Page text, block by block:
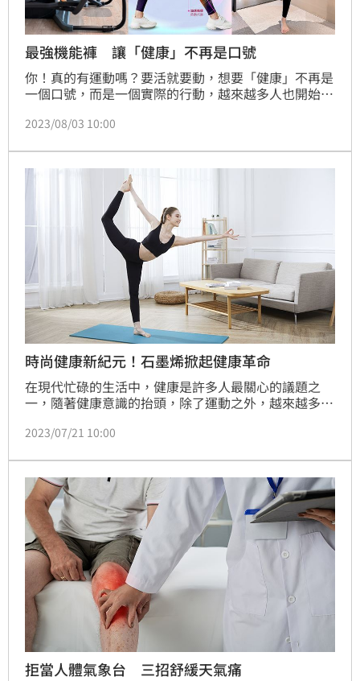
最強機能褲 讓「健康」不再是口號
你！真的有運動嗎？要活就要動，想要「健康」不再是
一個口號，而是一個實際的行動，越來越多人也開始尋
用石墨烯材質，擁有高達93%的遠紅外線放射率，能釋
式」循環的效果，穿上就能達到慢跑的微循環，只要穿
著走動就能消耗熱量，達到有氧運動的效果，不但能提
升整體循環還可以促進新陳代謝，越穿越健康。
2023/08/03 10:00
時尚健康新紀元！石墨烯掀起健康革命
在現代忙碌的生活中，健康是許多人最關心的議題之
一，隨著健康意識的抬頭，除了運動之外，越來越多人
滿時尚與科技的時代，PP石墨烯全系列產品以其獨特
技與健康元素，PP預計打造一個「石墨烯健康館」，
守護台灣的健康。
2023/07/21 10:00
拒當人體氣象台 三招舒緩天氣痛